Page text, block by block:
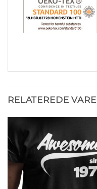
RELATEREDE